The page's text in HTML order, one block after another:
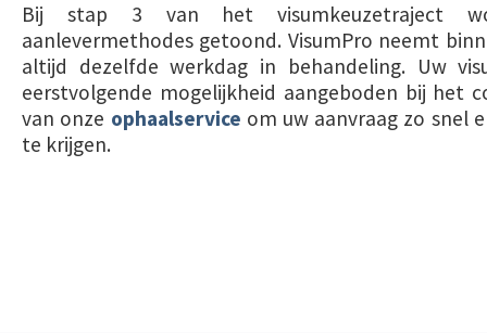
Bij stap 3 van het visumkeuzetraject
aanlevermethodes getoond. VisumPro neemt
altijd dezelfde werkdag in behandeling. Uw
eerstvolgende mogelijkheid aangeboden bij het
van onze ophaalservice om uw aanvraag zo snel
te krijgen.